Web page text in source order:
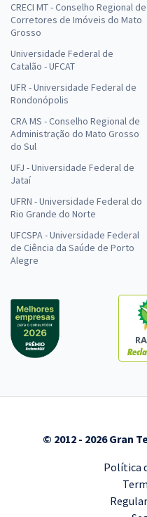
CRECI MT - Conselho Regional de
Corretores de Imóveis do Mato
Grosso
Universidade Federal de
Catalão - UFCAT
UFR - Universidade Federal de
Rondonópolis
CRA MS - Conselho Regional de
Administração do Mato Grosso
do Sul
UFJ - Universidade Federal de
Jataí
UFRN - Universidade Federal do
Rio Grande do Norte
UFCSPA - Universidade Federal
de Ciência da Saúde de Porto
Alegre
© 2012 - 2026 Gran
Política